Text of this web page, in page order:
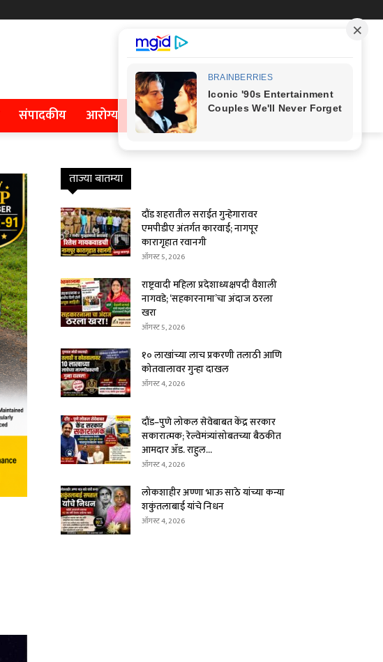
संपादकीय आरोग्य
ताज्या बातम्या
दौंड शहरातील सराईत गुन्हेगारावर
एमपीडीए अंतर्गत कारवाई; नागपूर
कारागृहात रवानगी
ऑगस्ट 5, 2026
राष्ट्रवादी महिला प्रदेशाध्यक्षपदी वैशाली
नागवडे; ‘सहकारनामा’चा अंदाज ठरला
खरा
ऑगस्ट 5, 2026
१० लाखांच्या लाच प्रकरणी तलाठी आणि
कोतवालावर गुन्हा दाखल
ऑगस्ट 4, 2026
दौंड–पुणे लोकल सेवेबाबत केंद्र सरकार
सकारात्मक; रेल्वेमंत्र्यांसोबतच्या बैठकीत
आमदार ॲड. राहुल...
ऑगस्ट 4, 2026
लोकशाहीर अण्णा भाऊ साठे यांच्या कन्या
शकुंतलाबाई यांचे निधन
ऑगस्ट 4, 2026